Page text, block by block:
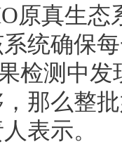
原真生
统确保
检测中
那么整
表示。